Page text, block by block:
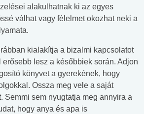
alakulhatnak ki az egyes
válhat vagy félelmet okozhat neki a
kialakítja a bizalmi kapcsolatot
lesz a későbbiek során. Adjon
könyvet a gyerekének, hogy
Ossza meg vele a saját
Semmi sem nyugtatja meg annyira a
hogy anya és apa is